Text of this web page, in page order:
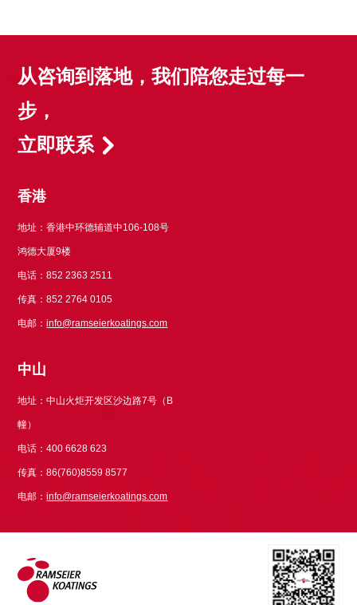
从咨询到落地，我们陪您走过每一
步，
立即联系
香港
地址：香港中环德辅道中106-108号
鸿德大厦9楼
电话：852 2363 2511
传真：852 2764 0105
电邮：info@ramseierkoatings.com
中山
地址：中山火炬开发区沙边路7号（B
幢）
电话：400 6628 623
传真：86(760)8559 8577
电邮：info@ramseierkoatings.com